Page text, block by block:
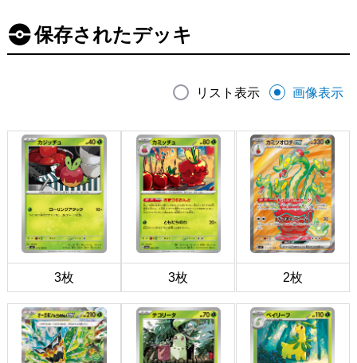
保存されたデッキ
リスト表示 画像表示
3枚 3枚 2枚